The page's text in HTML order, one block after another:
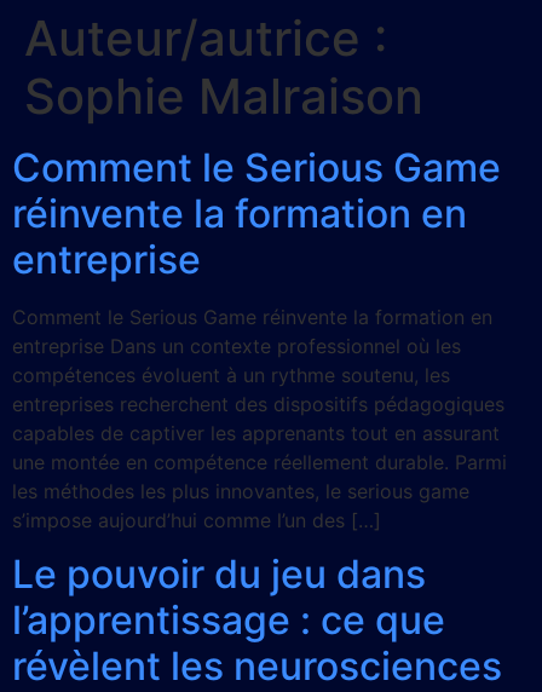
Auteur/autrice :
Sophie Malraison
Comment le Serious Game
réinvente la formation en
entreprise
Comment le Serious Game réinvente la formation en
entreprise Dans un contexte professionnel où les
compétences évoluent à un rythme soutenu, les
entreprises recherchent des dispositifs pédagogiques
capables de captiver les apprenants tout en assurant
une montée en compétence réellement durable. Parmi
les méthodes les plus innovantes, le serious game
s’impose aujourd’hui comme l’un des […]
Le pouvoir du jeu dans
l’apprentissage : ce que
révèlent les neurosciences